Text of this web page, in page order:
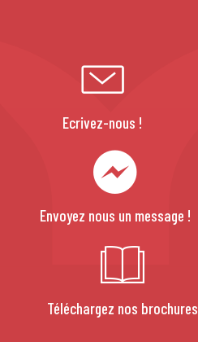
Ecrivez-nous !
Envoyez nous un message !
Téléchargez nos brochures